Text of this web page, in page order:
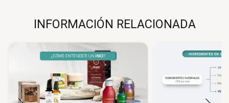
INFORMACIÓN RELACIONADA